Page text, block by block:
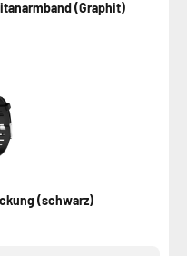
(Graphit)
(schwarz)